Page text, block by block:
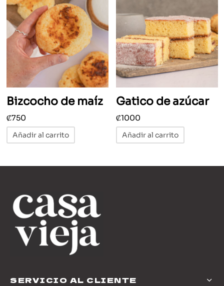
Bizcocho de maíz
₡750
Añadir al carrito
Gatico de azúcar
₡1000
Añadir al carrito
SERVICIO AL CLIENTE